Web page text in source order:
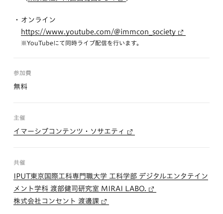
オンライン
https://www.youtube.com/@immcon_society
※YouTubeにて同時ライブ配信を行います。
参加費
無料
主催
イマーシブコンテンツ・ソサエティ
共催
IPUT東京国際工科専門職大学 工科学部 デジタルエンタテイン
メント学科 渡部健司研究室 MIRAI LABO.
株式会社コンセント 渡邊課